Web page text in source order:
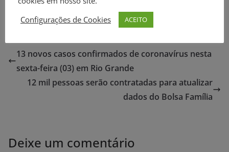
13 novos casos confirmados de coronavírus nesta
sexta-feira (03) em Rio Grande
12 mil pessoas serão contratadas para atualizar
dados do Bolsa Família
Deixe um comentário
Configurações de Cookies
ACEITO